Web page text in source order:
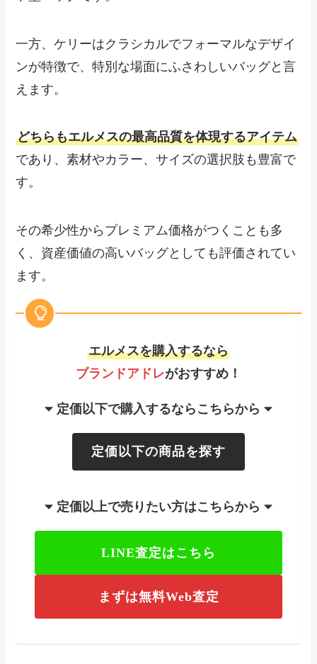
一方、ケリーはクラシカルでフォーマルなデザイ
ンが特徴で、特別な場面にふさわしいバッグと言
えます。
どちらもエルメスの最高品質を体現するアイテム
であり、素材やカラー、サイズの選択肢も豊富で
す。
その希少性からプレミアム価格がつくことも多
く、資産価値の高いバッグとしても評価されてい
ます。
エルメスを購入するなら
ブランドアドレがおすすめ！
定価以下で購入するならこちらから
定価以下の商品を探す
定価以上で売りたい方はこちらから
LINE査定はこちら
まずは無料Web査定